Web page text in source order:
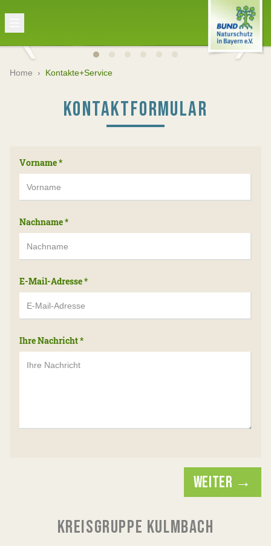
Home › Kontakte+Service
KONTAKTFORMULAR
Vorname*
Nachname*
E-Mail-Adresse*
Ihre Nachricht*
WEITER →
KREISGRUPPE KULMBACH